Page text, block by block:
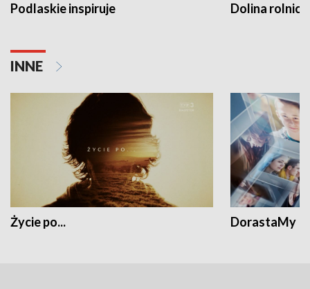
Podlaskie inspiruje Dolina
INNE
Życie po... DorastaMy